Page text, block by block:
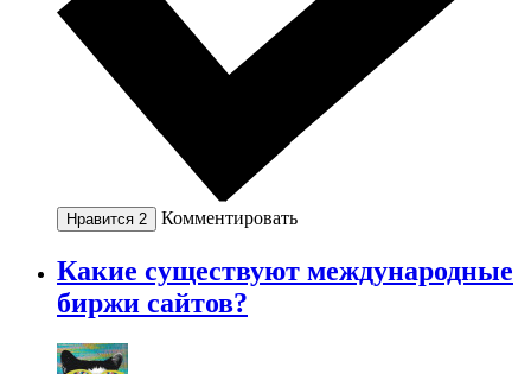
Нравится 2 Комментировать
Какие существуют международные
биржи сайтов?